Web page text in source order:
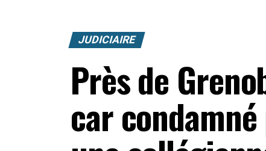
JUDICIAIRE
Près de
car